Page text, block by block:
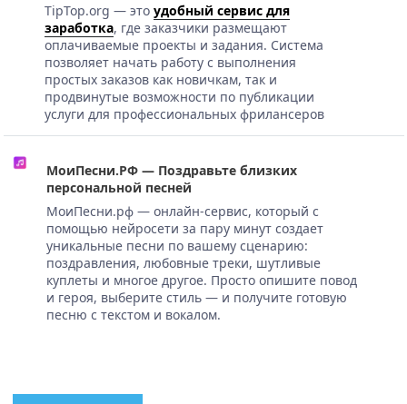
TipTop.org — это удобный сервис для
заработка, где заказчики размещают
оплачиваемые проекты и задания. Система
позволяет начать работу с выполнения
простых заказов как новичкам, так и
продвинутые возможности по публикации
услуги для профессиональных фрилансеров
МоиПесни.РФ — Поздравьте близких
персональной песней
МоиПесни.рф — онлайн-сервис, который с
помощью нейросети за пару минут создает
уникальные песни по вашему сценарию:
поздравления, любовные треки, шутливые
куплеты и многое другое. Просто опишите повод
и героя, выберите стиль — и получите готовую
песню с текстом и вокалом.